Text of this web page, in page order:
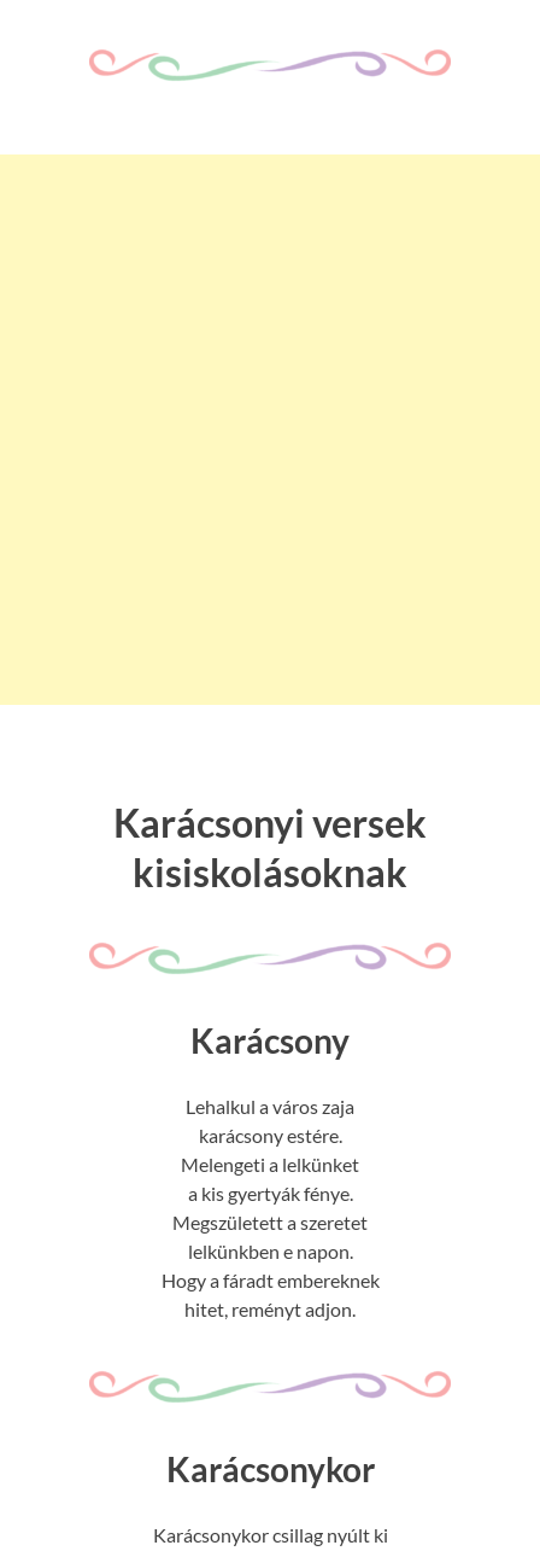
Karácsonyi versek
kisiskolásoknak
Karácsony
Lehalkul a város zaja
karácsony estére.
Melengeti a lelkünket
a kis gyertyák fénye.
Megszületett a szeretet
lelkünkben e napon.
Hogy a fáradt embereknek
hitet, reményt adjon.
Karácsonykor
Karácsonykor csillag nyúlt ki